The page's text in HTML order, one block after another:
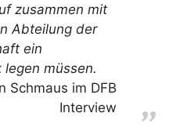
zusammen mit
Abteilung der
ein
müssen.
Schmaus im DFB
Interview